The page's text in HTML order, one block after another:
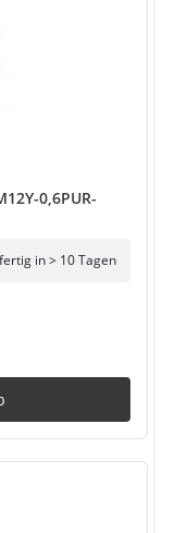
0,6PUR-
in > 10 Tagen